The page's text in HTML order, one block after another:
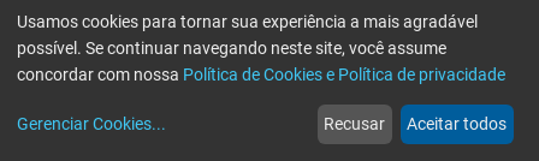
web
Notícias
more_horiz
Mais
Usamos cookies para tornar sua experiência a mais agradável
possível. Se continuar navegando neste site, você assume
concordar com nossa Política de Cookies e Política de privacidade
Gerenciar Cookies... Recusar Aceitar todos
Erro ao enviar informações, por favor tente novamente